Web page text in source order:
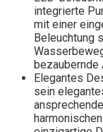
integrierte
mit einer
Beleuchtung
bezaubernde
Elegantes
sein